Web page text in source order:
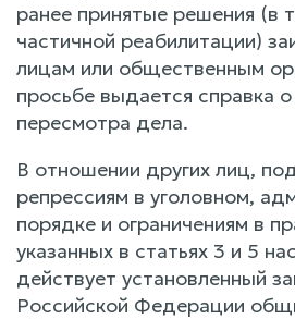
ранее принятые решения (в
частичной реабилитации)
лицам или общественным
просьбе выдается справка о
пересмотра дела.
В отношении других лиц,
репрессиям в уголовном,
порядке и ограничениям в
указанных в статьях 3 и 5
действует установленный
Российской Федерации